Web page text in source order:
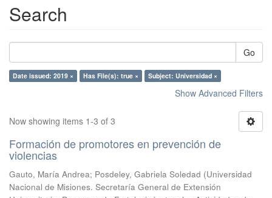
Search
Go
Date issued: 2019 × Has File(s): true × Subject: Universidad ×
Show Advanced Filters
Now showing items 1-3 of 3
Formación de promotores en prevención de
violencias
Gauto, María Andrea; Posdeley, Gabriela Soledad (Universidad
Nacional de Misiones. Secretaría General de Extensión